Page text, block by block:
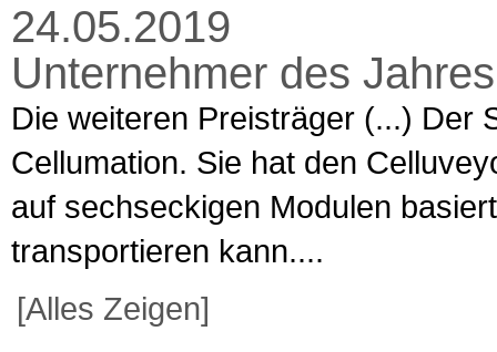
24.05.2019
Unternehmer des
Die weiteren Preisträger (...) Der
Cellumation. Sie hat den
auf sechseckigen Modulen
transportieren kann....
[Alles Zeigen]